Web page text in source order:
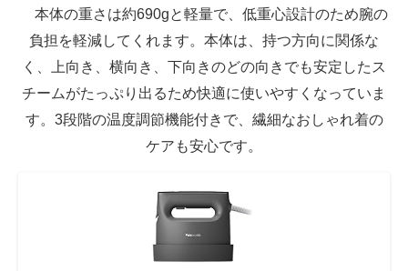
本体の重さは約690gと軽量で、低重心設計のため腕の
負担を軽減してくれます。本体は、持つ方向に関係な
く、上向き、横向き、下向きのどの向きでも安定したス
チームがたっぷり出るため快適に使いやすくなっていま
す。3段階の温度調節機能付きで、繊細なおしゃれ着の
ケアも安心です。